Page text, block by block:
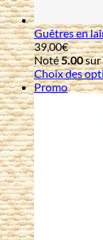
Guêtres en
39,00€
Noté5.00sur
Choix des
Promo